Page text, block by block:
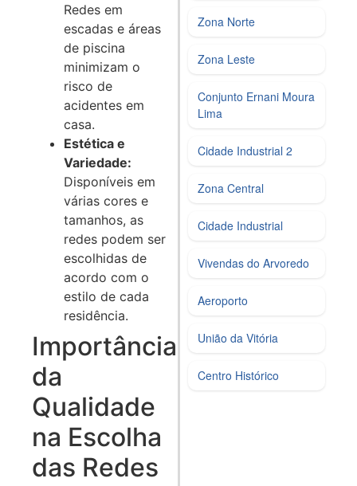
Redes em
escadas e áreas
de piscina
minimizam o
risco de
acidentes em
casa.
Estética e
Variedade:
Disponíveis em
várias cores e
tamanhos, as
redes podem ser
escolhidas de
acordo com o
estilo de cada
residência.
Importância
da
Qualidade
na Escolha
das Redes
Zona Norte
Zona Leste
Conjunto Ernani Moura
Lima
Cidade Industrial 2
Zona Central
Cidade Industrial
Vivendas do Arvoredo
Aeroporto
União da Vitória
Centro Histórico